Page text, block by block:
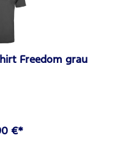
Freedom grau
€*